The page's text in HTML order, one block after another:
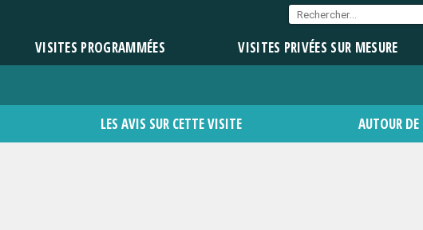
VISITES PROGRAMMÉES VISITES PRIVÉES SUR MESURE
LES AVIS SUR CETTE VISITE AUTOUR